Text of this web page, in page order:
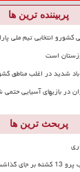
پربیننده ترین ها
کشورو انتخابی تیم ملی
است
شدید در اغلب مناطق
در بازیهای آسیایی
پربحث ترین ها
گذاشت